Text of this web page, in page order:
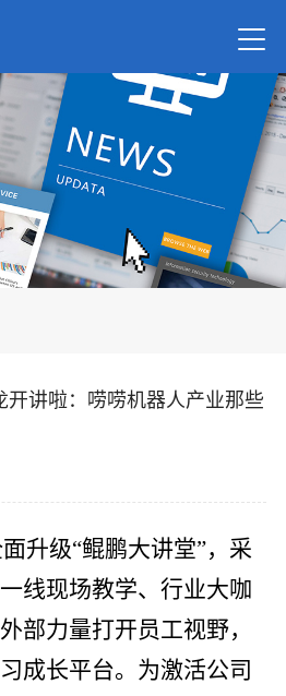
关于我
新闻资
党的建
联系我
开讲啦：唠唠机器人产业那些
升级“鲲鹏大讲堂”，采
线现场教学、行业大咖
部力量打开员工视野，
成长平台。为激活公司